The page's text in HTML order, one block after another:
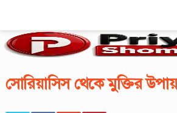
,
সোরিয়াসিস থেকে মুক্তির